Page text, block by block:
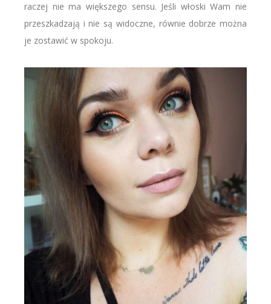
raczej nie ma większego sensu. Jeśli włoski Wam nie
przeszkadzają i nie są widoczne, równie dobrze można
je zostawić w spokoju.